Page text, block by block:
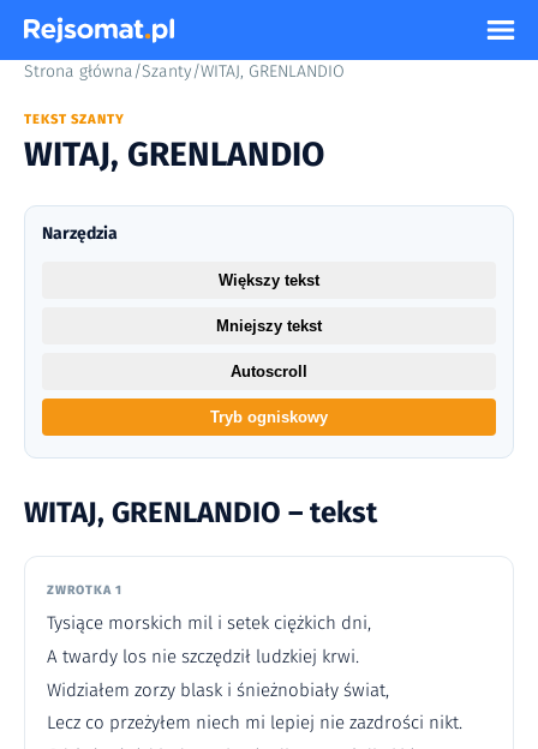
Strona główna/Szanty/WITAJ, GRENLANDIO
TEKST SZANTY
WITAJ, GRENLANDIO
WITAJ, GRENLANDIO – tekst
ZWROTKA 1
Tysiące morskich mil i setek ciężkich dni,
A twardy los nie szczędził ludzkiej krwi.
Widziałem zorzy blask i śnieżnobiały świat,
Lecz co przeżyłem niech mi lepiej nie zazdrości nikt.
Narzędzia
Większy tekst
Mniejszy tekst
Autoscroll
Tryb ogniskowy